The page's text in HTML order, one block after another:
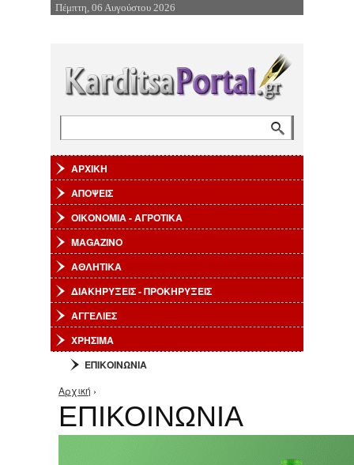
Επιστροφή στην Πλοήγηση
Πέμπτη, 06 Αυγούστου 2026
ΑΡΧΙΚΗ
ΑΠΟΨΕΙΣ
ΟΙΚΟΝΟΜΙΑ - ΑΓΡΟΤΙΚΑ
MAGAZINO
ΑΘΛΗΤΙΚΑ
ΔΙΑΚΗΡΥΞΕΙΣ - ΠΡΟΚΗΡΥΞΕΙΣ
ΑΓΓΕΛΙΕΣ
ΧΡΗΣΙΜΑ
ΕΠΙΚΟΙΝΩΝΙΑ
Είστε εδώ
Αρχική ›
ΕΠΙΚΟΙΝΩΝΙΑ